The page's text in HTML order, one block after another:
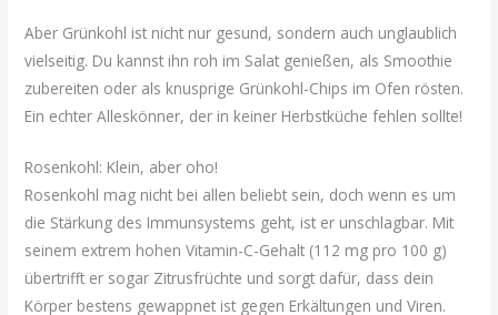
Aber Grünkohl ist nicht nur gesund, sondern auch unglaublich
vielseitig. Du kannst ihn roh im Salat genießen, als Smoothie
zubereiten oder als knusprige Grünkohl-Chips im Ofen rösten.
Ein echter Alleskönner, der in keiner Herbstküche fehlen sollte!
Rosenkohl: Klein, aber oho!
Rosenkohl mag nicht bei allen beliebt sein, doch wenn es um
die Stärkung des Immunsystems geht, ist er unschlagbar. Mit
seinem extrem hohen Vitamin-C-Gehalt (112 mg pro 100 g)
übertrifft er sogar Zitrusfrüchte und sorgt dafür, dass dein
Körper bestens gewappnet ist gegen Erkältungen und Viren.